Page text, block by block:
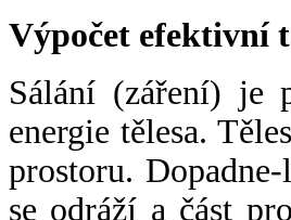
Výpočet efektivní
Sálání (záření) je
energie tělesa.
prostoru.
se odráží a část